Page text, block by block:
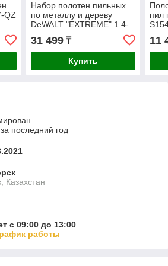
QZ
Набор полотен пильных
по металлу и дереву
DeWALT "EXTREME" 1.4-
4.2х100-228мм 12шт.
DT2441L-QZ
31 499₸
Купить
пил
11
последний год
Казахстан
с 09:00 до 13:00
работы